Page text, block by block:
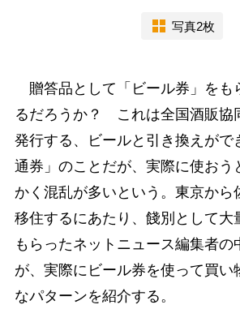
写真2枚
贈答品として「ビール券」をも
るだろうか？ これは全国酒販協
発行する、ビールと引き換えがで
通券」のことだが、実際に使おう
かく混乱が多いという。東京から
移住するにあたり、餞別として大
もらったネットニュース編集者の
が、実際にビール券を使って買い
なパターンを紹介する。